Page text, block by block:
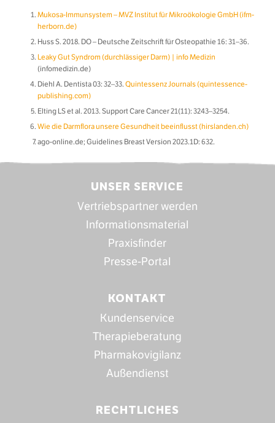
Mukosa-Immunsystem – MVZ Institut für Mikroökologie GmbH (ifm-
herborn.de)
Huss S. 2018. DO – Deutsche Zeitschrift für Osteopathie 16: 31–36.
Leaky Gut Syndrom (durchlässiger Darm) | info Medizin
(infomedizin.de)
Diehl A. Dentista 03: 32–33. Quintessenz Journals (quintessence-
publishing.com)
Elting LS et al. 2013. Support Care Cancer 21(11): 3243–3254.
Wie die Darmflora unsere Gesundheit beeinflusst (hirslanden.ch)
ago-online.de; Guidelines Breast Version 2023.1D: 632.
UNSER SERVICE
Vertriebspartner werden
Informationsmaterial
Praxisfinder
Presse-Portal
KONTAKT
Kundenservice
Therapieberatung
Pharmakovigilanz
Außendienst
RECHTLICHES